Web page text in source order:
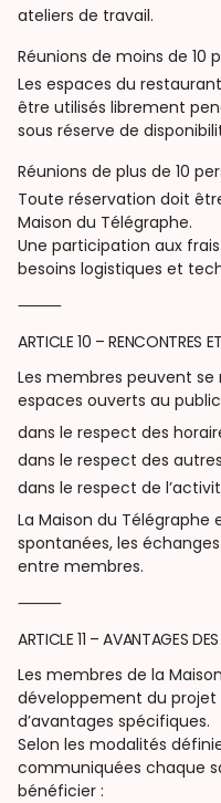
ateliers de travail.
Réunions de moins de 10
Les espaces du
être utilisés librement
sous réserve de
Réunions de plus de 10
Toute réservation doit
Maison du Télégraphe.
Une participation aux
besoins logistiques et
⸻
ARTICLE 10 – RENCONTRES
Les membres peuvent
espaces ouverts au
dans le respect des
dans le respect des
dans le respect de
La Maison du
spontanées, les
entre membres.
⸻
ARTICLE 11 – AVANTAGES
Les membres de la
développement du
d’avantages spécifiques.
Selon les modalités
communiquées chaque
bénéficier :